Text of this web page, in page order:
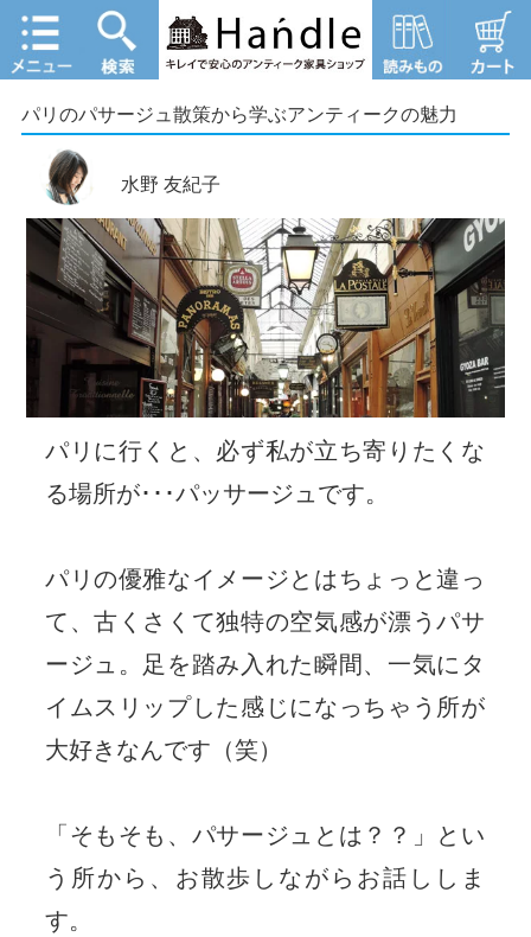
パリのパサージュ散策から学ぶアンティークの魅力
水野 友紀子
パリに行くと、必ず私が立ち寄りたくな
る場所が･･･パッサージュです。
パリの優雅なイメージとはちょっと違っ
て、古くさくて独特の空気感が漂うパサ
ージュ。足を踏み入れた瞬間、一気にタ
イムスリップした感じになっちゃう所が
大好きなんです（笑）
「そもそも、パサージュとは？？」とい
う所から、お散歩しながらお話ししま
す。